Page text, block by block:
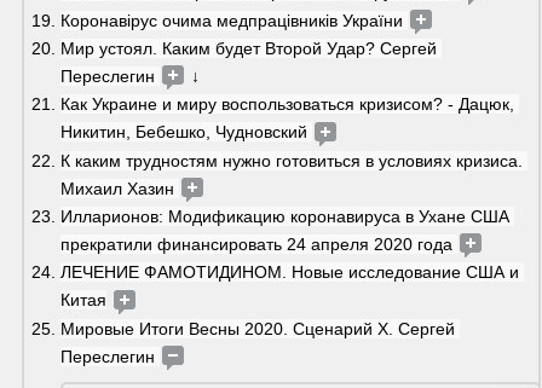
Коронавірус очима медпрацівників України
Мир устоял. Каким будет Второй Удар? Сергей
Переслегин
↓
Как Украине и миру воспользоваться кризисом? - Дацюк,
Никитин, Бебешко, Чудновский
К каким трудностям нужно готовиться в условиях кризиса.
Михаил Хазин
Илларионов: Модификацию коронавируса в Ухане США
прекратили финансировать 24 апреля 2020 года
ЛЕЧЕНИЕ ФАМОТИДИНОМ. Новые исследование США и
Китая
Мировые Итоги Весны 2020. Сценарий Х. Сергей
Переслегин